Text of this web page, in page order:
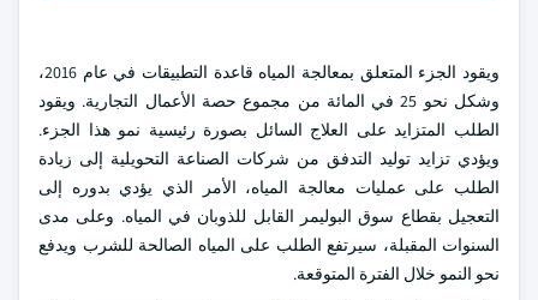
ويقود الجزء المتعلق بمعالجة المياه قاعدة التطبيقات في عام 2016،
وشكل نحو 25 في المائة من مجموع حصة الأعمال التجارية. ويقود
الطلب المتزايد على العلاج السائل بصورة رئيسية نمو هذا الجزء.
ويؤدي تزايد توليد التدفق من شركات الصناعة التحويلية إلى زيادة
الطلب على عمليات معالجة المياه، الأمر الذي يؤدي بدوره إلى
التعجيل بقطاع سوق البوليمر القابل للذوبان في المياه. وعلى مدى
السنوات المقبلة، سيرتفع الطلب على المياه الصالحة للشرب ويدفع
نحو النمو خلال الفترة المتوقعة.